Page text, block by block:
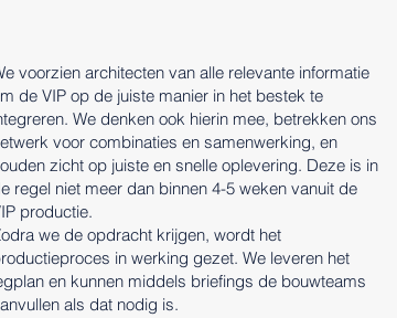
voorzien architecten van alle relevante informatie
de VIP op de juiste manier in het bestek te
We denken ook hierin mee, betrekken ons
voor combinaties en samenwerking, en
zicht op juiste en snelle oplevering. Deze is in
regel niet meer dan binnen 4-5 weken vanuit de
productie.
we de opdracht krijgen, wordt het
in werking gezet. We leveren het
en kunnen middels briefings de bouwteams
als dat nodig is.